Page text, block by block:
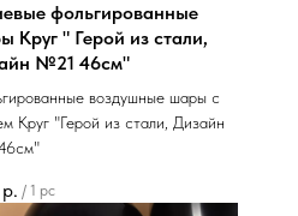
фольгированные
Круг " Герой из стали,
№21 46см"
воздушные шары с
Круг "Герой из стали, Дизайн
р. / 1 pc